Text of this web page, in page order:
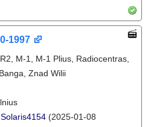
1997
M-1, M-1 Plius, Radiocentras,
Znad Wilii
Solaris4154 (2025-01-08